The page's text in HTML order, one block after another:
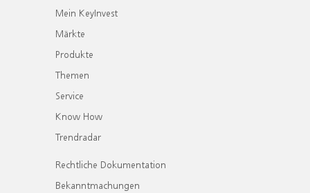
Mein KeyInvest
Märkte
Produkte
Themen
Service
Know How
Trendradar
Rechtliche Dokumentation
Bekanntmachungen